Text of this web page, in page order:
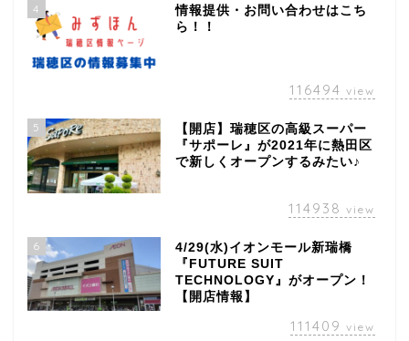
4
情報提供・お問い合わせはこち
ら！！
116494 view
5
【開店】瑞穂区の高級スーパー
『サポーレ』が2021年に熱田区
で新しくオープンするみたい♪
114938 view
6
4/29(水)イオンモール新瑞橋
『FUTURE SUIT
TECHNOLOGY』がオープン！
【開店情報】
111409 view